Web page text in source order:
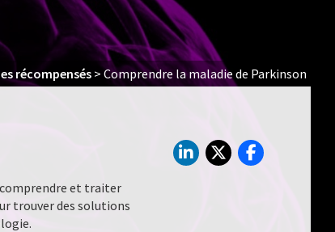
récompensés > Comprendre la maladie de Parkinson
comprendre et traiter
trouver des solutions